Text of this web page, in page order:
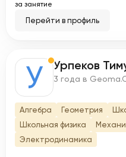
за занятие
Перейти в профиль
У Урпеков
3 года в
Алгебра Геометрия
Школьная физика
Электродинамика